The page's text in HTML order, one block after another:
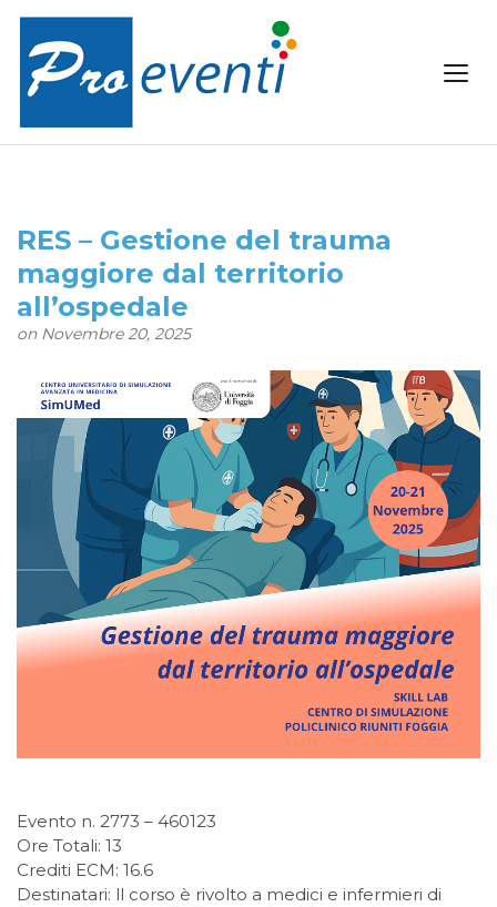
RES – Gestione del trauma
maggiore dal territorio
all’ospedale
on Novembre 20, 2025
Evento n. 2773 – 460123
Ore Totali: 13
Crediti ECM: 16.6
Destinatari: ll corso è rivolto a medici e infermieri di